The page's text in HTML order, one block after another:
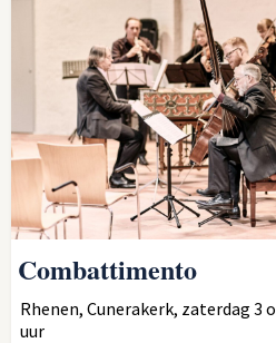
Combattimento
Rhenen, Cunerakerk, zaterdag 3
uur